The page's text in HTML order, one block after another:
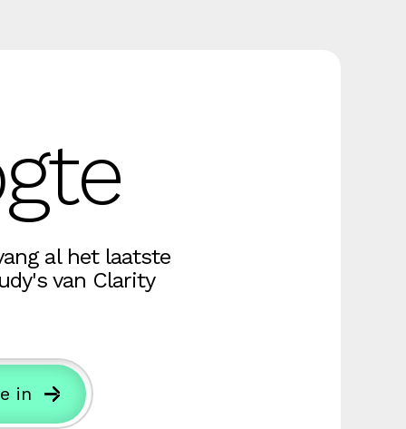
al het laatste
van Clarity